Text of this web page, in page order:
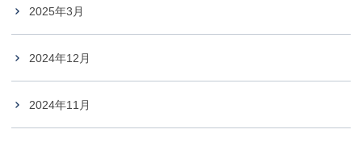
2025年3月
2024年12月
2024年11月